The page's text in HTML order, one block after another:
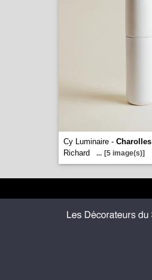
Cy Luminaire - Charolles
Richard
... [5 image(s)]